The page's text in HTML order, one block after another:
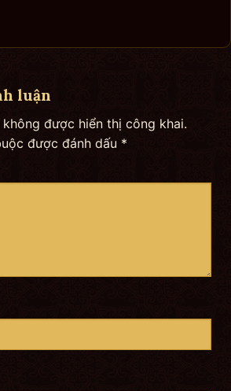
luận
không được hiển thị công khai.
được đánh dấu *